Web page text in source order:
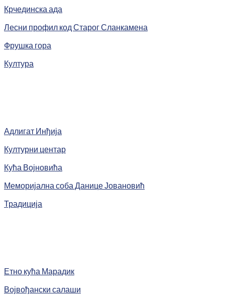
Крчединска ада
Лесни профил код Старог Сланкамена
Фрушка гора
Култура
Адлигат Инђија
Културни центар
Кућа Војновића
Меморијална соба Данице Јовановић
Традиција
Етно кућа Марадик
Војвођански салаши